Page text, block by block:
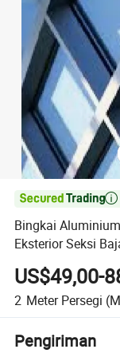

Bingkai
Eksterior Seksi
US$49,00-
2 Meter Persegi
Pengiriman